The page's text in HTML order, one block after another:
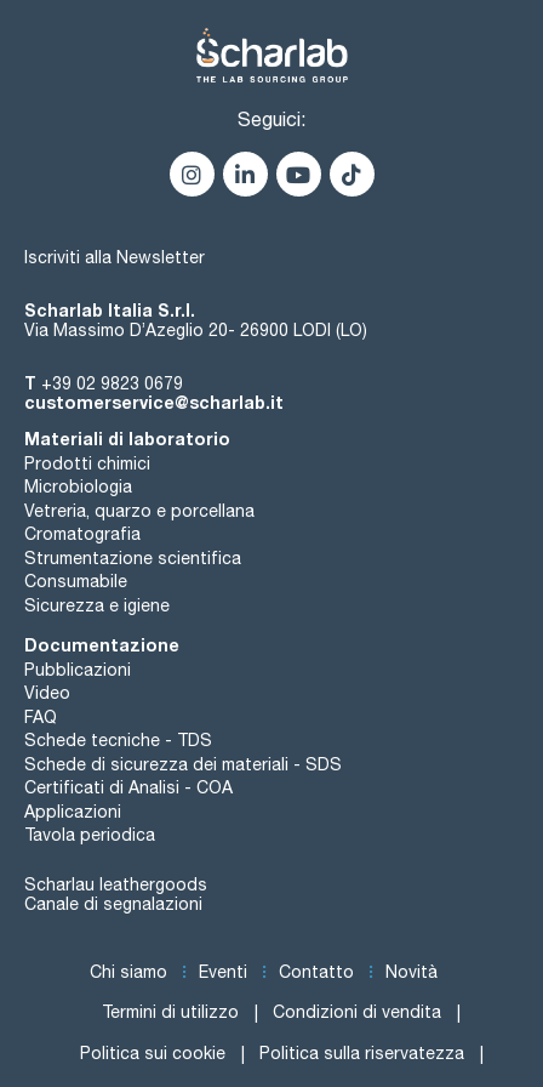
identity (IR-spectrum): passes test
density (20º/4º): 0,814 - 0,816
residue on evaporation: max. 0,005 %
Seguici:
Iscriviti alla Newsletter
Scharlab Italia S.r.l.
Via Massimo D’Azeglio 20- 26900 LODI (LO)
T +39 02 9823 0679
customerservice@scharlab.it
Materiali di laboratorio
Prodotti chimici
Microbiologia
Vetreria, quarzo e porcellana
Cromatografia
Strumentazione scientifica
Consumabile
Sicurezza e igiene
Documentazione
Pubblicazioni
Video
FAQ
Schede tecniche - TDS
Schede di sicurezza dei materiali - SDS
Certificati di Analisi - COA
Applicazioni
Tavola periodica
Scharlau leathergoods
Canale di segnalazioni
Chi siamo Eventi Contatto Novità
Termini di utilizzo Condizioni di vendita
Politica sui cookie Politica sulla riservatezza